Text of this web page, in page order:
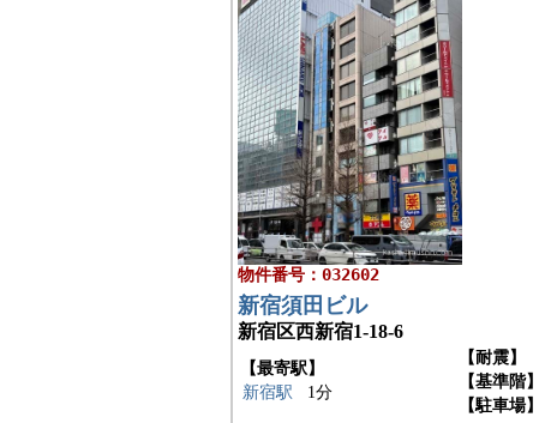
物件番号：032602
新宿須田ビル
新宿区西新宿1-18-6
【最寄駅】
新宿駅
1分
【耐震】
【基準階】
【駐車場】